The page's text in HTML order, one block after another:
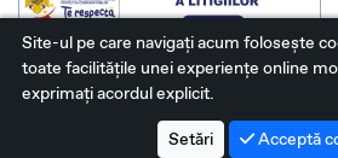
@2026 MG Sfântu Gheorghe.
Platformă dezvoltată de Workleto.
Site-ul pe care navigați acum foloseşte
toate facilitățile unei experiențe online
exprimați acordul explicit.
Setări Acceptă